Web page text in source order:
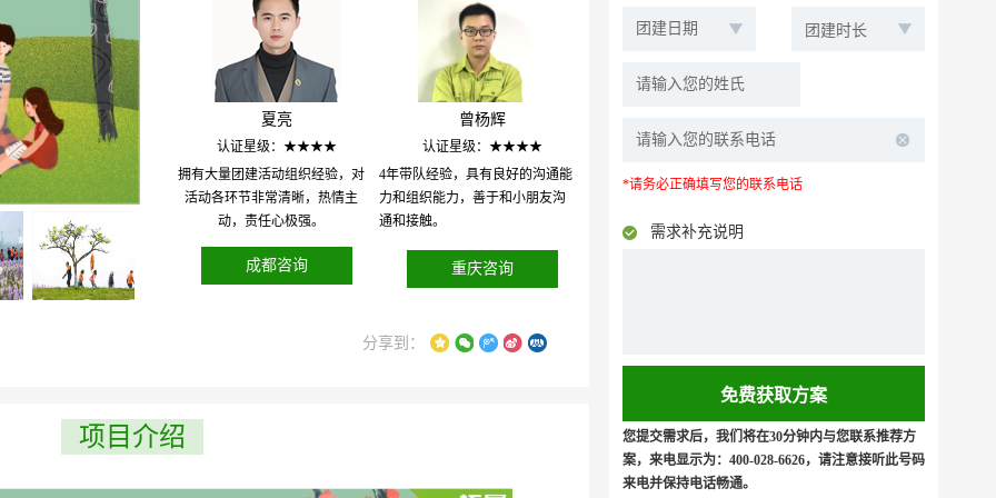
夏亮
认证星级：★★★★
拥有大量团建活动组织经验，对
活动各环节非常清晰，热情主
动，责任心极强。
成都咨询
曾杨辉
认证星级：★★★★
4年带队经验，具有良好的沟通能
力和组织能力，善于和小朋友沟
通和接触。
重庆咨询
分享到：
项目介绍
*请务必正确填写您的联系电话
需求补充说明
您提交需求后，我们将在30分钟内与您联系推荐方
案，来电显示为：400-028-6626，请注意接听此号码
来电并保持电话畅通。